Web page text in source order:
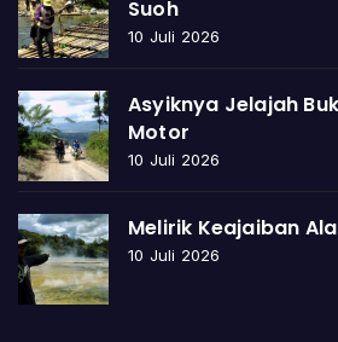
Suoh
10 Juli 2026
Asyiknya Jelajah
Motor
10 Juli 2026
Melirik Keajaiban
10 Juli 2026